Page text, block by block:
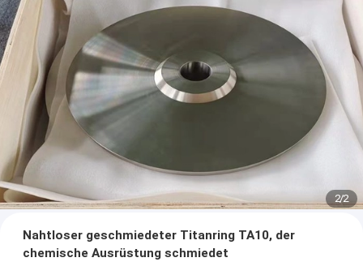
2/2
Nahtloser geschmiedeter Titanring TA10, der
chemische Ausrüstung schmiedet